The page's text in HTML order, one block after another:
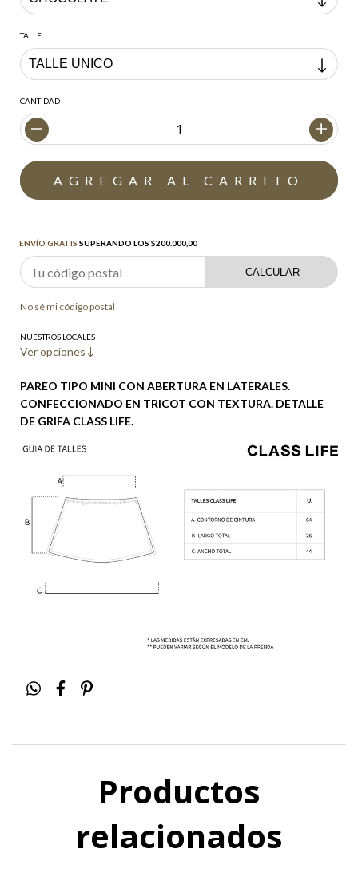
TALLE
CANTIDAD
ENVÍO GRATIS SUPERANDO LOS $200.000,00
CALCULAR
No sé mi código postal
NUESTROS LOCALES
Ver opciones
PAREO TIPO MINI CON ABERTURA EN LATERALES.
CONFECCIONADO EN TRICOT CON TEXTURA. DETALLE
DE GRIFA CLASS LIFE.
Productos
relacionados